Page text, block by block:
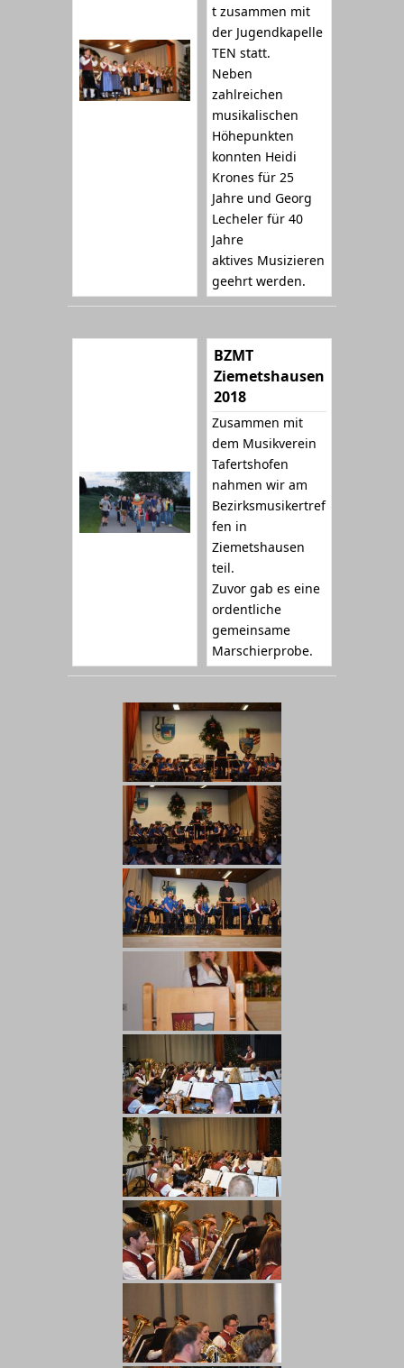
t zusammen mit
der Jugendkapelle
TEN statt.
Neben
zahlreichen
musikalischen
Höhepunkten
konnten Heidi
Krones für 25
Jahre und Georg
Lecheler für 40
Jahre
aktives Musizieren
geehrt werden.
BZMT
Ziemetshausen
2018
Zusammen mit
dem Musikverein
Tafertshofen
nahmen wir am
Bezirksmusikertref
fen in
Ziemetshausen
teil.
Zuvor gab es eine
ordentliche
gemeinsame
Marschierprobe.